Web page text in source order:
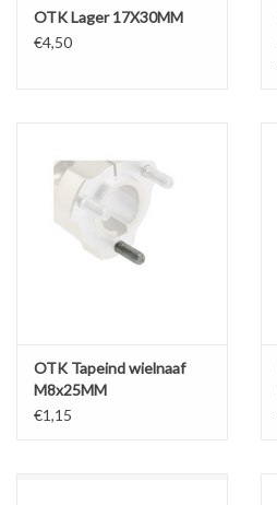
OTK Lager 17X30MM
€4,50
OTK Tapeind wielnaaf
M8x25MM
€1,15